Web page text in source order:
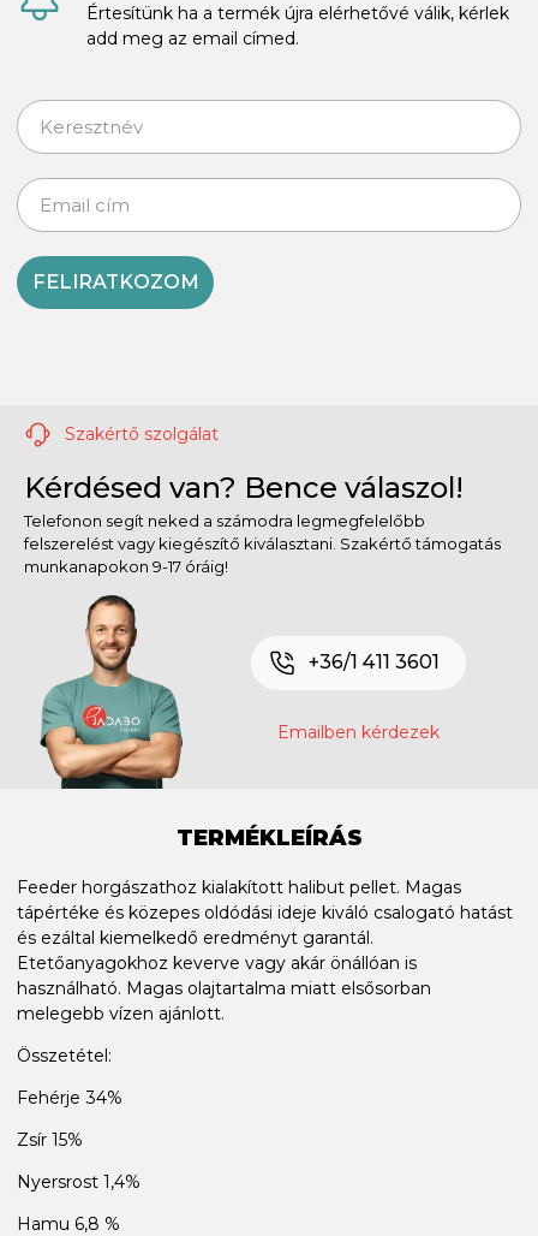
Értesítünk ha a termék újra elérhetővé válik, kérlek
add meg az email címed.
FELIRATKOZOM
Szakértő szolgálat
Kérdésed van? Bence válaszol!
Telefonon segít neked a számodra legmegfelelőbb
felszerelést vagy kiegészítő kiválasztani. Szakértő támogatás
munkanapokon 9-17 óráig!
+36/1 411 3601
Emailben kérdezek
TERMÉKLEÍRÁS
Feeder horgászathoz kialakított halibut pellet. Magas
tápértéke és közepes oldódási ideje kiváló csalogató hatást
és ezáltal kiemelkedő eredményt garantál.
Etetőanyagokhoz keverve vagy akár önállóan is
használható. Magas olajtartalma miatt elsősorban
melegebb vízen ajánlott.
Összetétel:
Fehérje 34%
Zsír 15%
Nyersrost 1,4%
Hamu 6,8 %